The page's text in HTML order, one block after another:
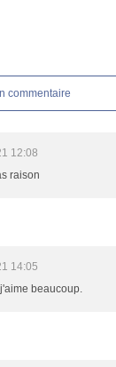
commentaire
12:08
raison
14:05
beaucoup.